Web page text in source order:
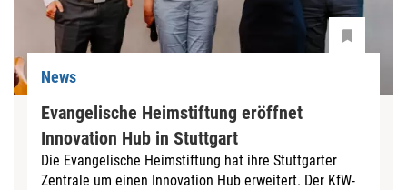
News
Evangelische Heimstiftung eröffnet
Innovation Hub in Stuttgart
Die Evangelische Heimstiftung hat ihre Stuttgarter
Zentrale um einen Innovation Hub erweitert. Der KfW-